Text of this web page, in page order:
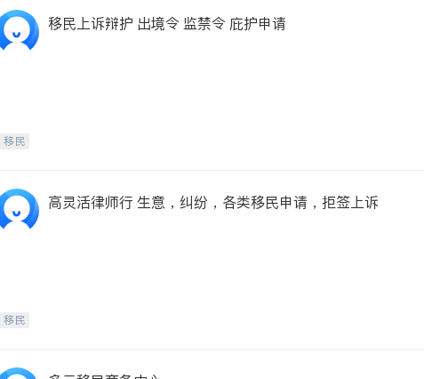
移民上诉辩护 出境令 监禁令 庇护申请
移民
高灵活律师行 生意，纠纷，各类移民申请，拒签上诉
移民